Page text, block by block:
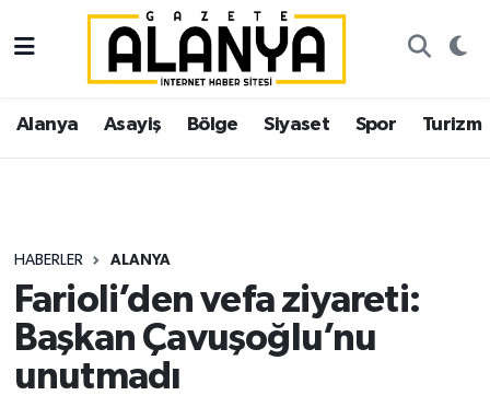
Alanya Asayiş Bölge Siyaset Spor Turizm
HABERLER ALANYA
Farioli’den vefa ziyareti:
Başkan Çavuşoğlu’nu
unutmadı
Alanya
Asayiş
Siyaset
Spor
Turizm
İstanbul Nöbetçi Eczaneler
İstanbul Hava Durumu
Süper Lig Puan Durumu ve Fikstür
Tüm Manşetler
Son Dakika Haberleri